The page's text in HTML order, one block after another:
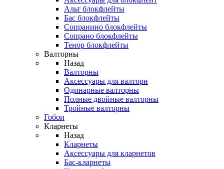
Альт блокфлейты
Бас блокфлейты
Сопранино блокфлейты
Сопрано блокфлейты
Тенор блокфлейты
Валторны
Назад
Валторны
Аксессуары для валторн
Одинарные валторны
Полные двойные валторны
Тройные валторны
Гобои
Кларнеты
Назад
Кларнеты
Аксессуары для кларнетов
Бас-кларнеты